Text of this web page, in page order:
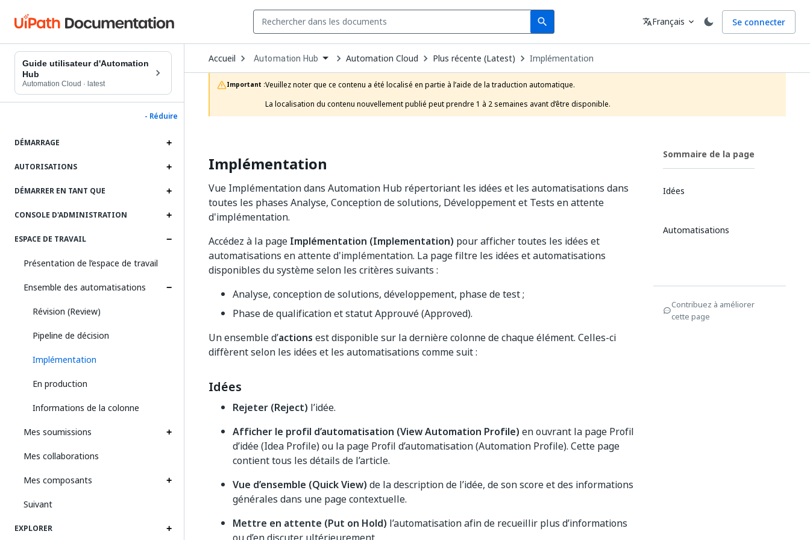
search
Search Langue
translateFrançais expand_more Se connecter
Guide utilisateur d'Automation
Hub
Automation Cloud · latest
- Réduire
DÉMARRAGE
AUTORISATIONS
DÉMARRER EN TANT QUE
CONSOLE D'ADMINISTRATION
ESPACE DE TRAVAIL
Présentation de l’espace de travail
Ensemble des automatisations
Révision (Review)
Pipeline de décision
Implémentation
En production
Informations de la colonne
Mes soumissions
Mes collaborations
Mes composants
Suivant
EXPLORER
Accueil Open
Dropdown
to
choose
product
Automation Hub Automation Cloud Plus récente (Latest) Implémentation
Important :Veuillez noter que ce contenu a été localisé en partie à l’aide de la traduction automatique.
La localisation du contenu nouvellement publié peut prendre 1 à 2 semaines avant d’être disponible.
Implémentation
Vue Implémentation dans Automation Hub répertoriant les idées et les automatisations dans
toutes les phases Analyse, Conception de solutions, Développement et Tests en attente
d'implémentation.
Accédez à la page Implémentation (Implementation) pour afficher toutes les idées et
automatisations en attente d'implémentation. La page filtre les idées et automatisations
disponibles du système selon les critères suivants :
Analyse, conception de solutions, développement, phase de test ;
Phase de qualification et statut Approuvé (Approved).
Un ensemble d’actions est disponible sur la dernière colonne de chaque élément. Celles-ci
diffèrent selon les idées et les automatisations comme suit :
Idées
Rejeter (Reject) l’idée.
Afficher le profil d’automatisation (View Automation Profile) en ouvrant la page Profil
d’idée (Idea Profile) ou la page Profil d’automatisation (Automation Profile). Cette page
contient tous les détails de l’article.
Vue d’ensemble (Quick View) de la description de l’idée, de son score et des informations
générales dans une page contextuelle.
Mettre en attente (Put on Hold) l’automatisation afin de recueillir plus d’informations
Sommaire de la page
Idées
Automatisations
Contribuez à améliorer
cette page